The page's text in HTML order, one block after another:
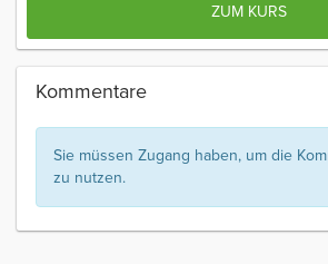
ZUM KURS
Kommentare
Sie müssen Zugang haben, um die
zu nutzen.